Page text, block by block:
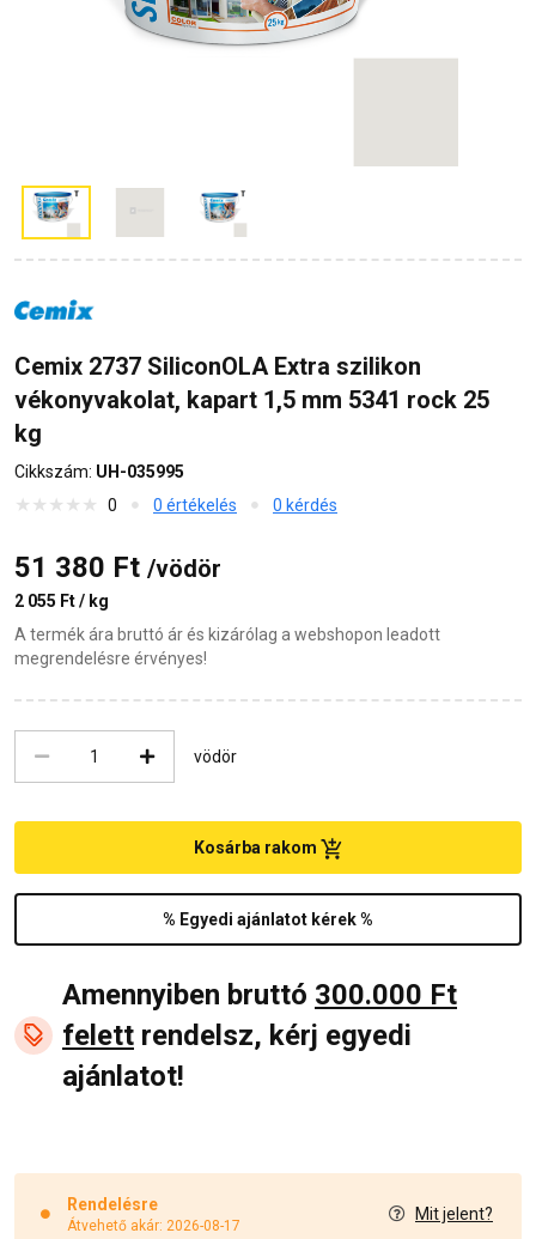
Cemix 2737 SiliconOLA Extra szilikon
vékonyvakolat, kapart 1,5 mm 5341 rock 25
kg
Cikkszám: UH-035995
0
0 értékelés 0 kérdés
51 380 Ft /vödör
2 055 Ft / kg
A termék ára bruttó ár és kizárólag a webshopon leadott
megrendelésre érvényes!
vödör
% Egyedi ajánlatot kérek %
Kosárba rakom
Amennyiben bruttó 300.000 Ft
felett rendelsz, kérj egyedi
ajánlatot!
Rendelésre
Átvehető akár: 2026-08-17
Mit jelent?